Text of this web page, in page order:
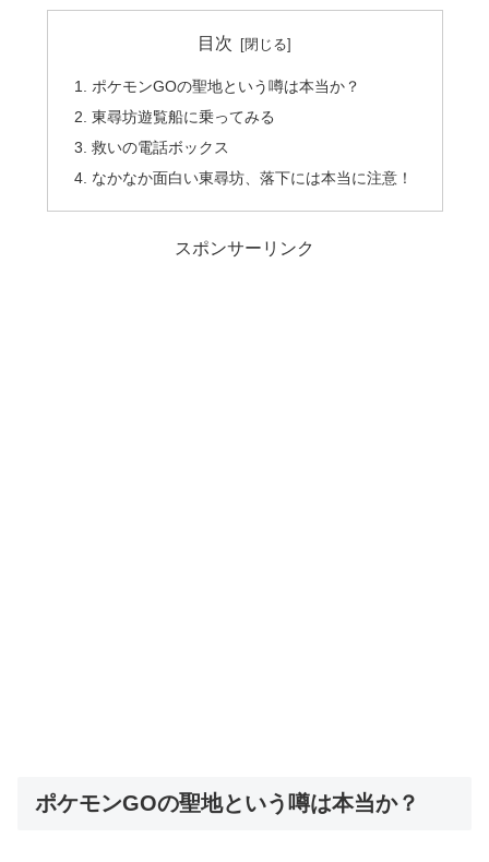
目次
ポケモンGOの聖地という噂は本当か？
東尋坊遊覧船に乗ってみる
救いの電話ボックス
なかなか面白い東尋坊、落下には本当に注意！
スポンサーリンク
ポケモンGOの聖地という噂は本当か？